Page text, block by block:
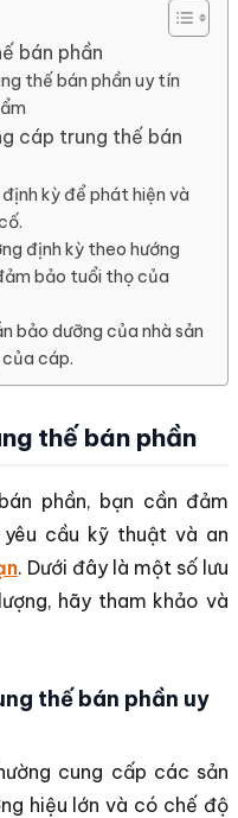
bán phần
thế bán phần uy tín
cáp trung thế bán
kỳ để phát hiện và
định kỳ theo hướng
bảo tuổi thọ của
bảo dưỡng của nhà sản
cáp.
thế bán phần
phần, bạn cần đảm
cầu kỹ thuật và an
. Dưới đây là một số lưu
hãy tham khảo và
thế bán phần uy
cung cấp các sản
hiệu lớn và có chế độ